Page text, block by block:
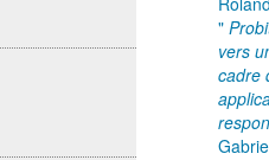
"
vers
cadre